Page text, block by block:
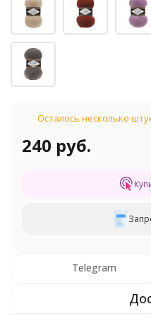
Осталось несколько
240 руб.
Telegram